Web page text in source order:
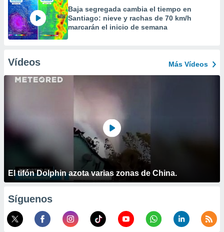
Baja segregada cambia el tiempo en
Santiago: nieve y rachas de 70 km/h
marcarán el inicio de semana
Vídeos Más Vídeos
El tifón Dolphin azota varias zonas de China.
Síguenos